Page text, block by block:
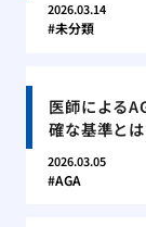
2026.03.14
未分類
医師による
確な基準とは
2026.03.05
AGA